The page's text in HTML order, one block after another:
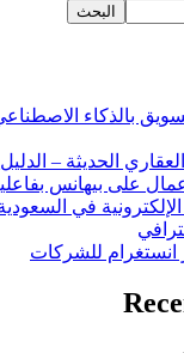
البحث
بالذكاء
الحديثة –
على بيهانس
في
انستغرام للشركات